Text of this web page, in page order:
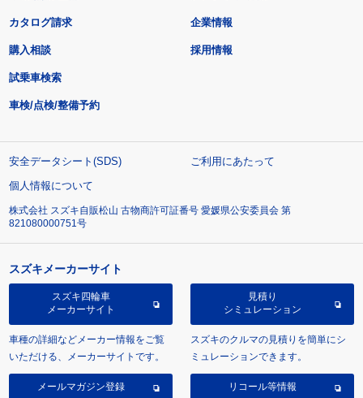
カタログ請求
購入相談
試乗車検索
車検/点検/整備予約
企業情報
採用情報
安全データシート(SDS)
ご利用にあたって
個人情報について
株式会社 スズキ自販松山 古物商許可証番号 愛媛県公安委員会 第
821080000751号
スズキメーカーサイト
スズキ四輪車
メーカーサイト
車種の詳細などメーカー情報をご覧
いただける、メーカーサイトです。
見積り
シミュレーション
スズキのクルマの見積りを簡単にシ
ミュレーションできます。
メールマガジン登録 リコール等情報